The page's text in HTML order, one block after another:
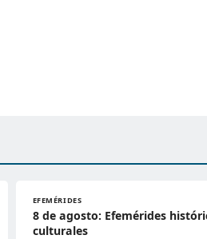
EFEMÉRIDES
8 de agosto: Efemérides
culturales